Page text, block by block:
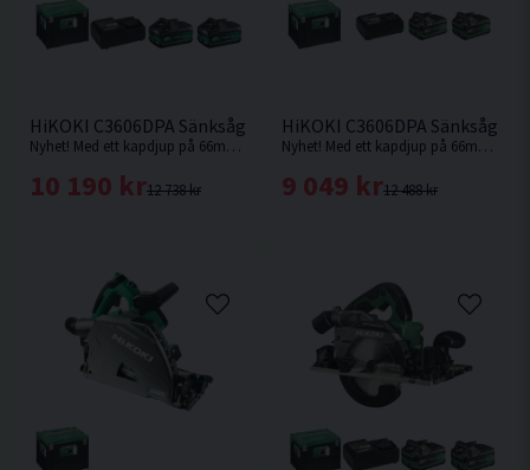
HiKOKI C3606DPA Sänksåg 36V 165mm (2x4,0Ah) Inkl 800mm
Nyhet! Med ett kapdjup på 66mm med skena vid 90° är denna sänksåg från HiKOKI Powertools väl värd en plats i maskinparken.
12 738 kr
10 190 kr
HiKOKI C3606DPA Sänksåg
Nyhet! Med ett kapdjup på 66mm med skena vid 90° är denna sänksåg från HiKOKI Powertools väl värd en plats i maskinparken.
12 488 kr
9 049 kr